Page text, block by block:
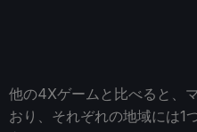
他の4Xゲームと比べると、
おり、それぞれの地域には1